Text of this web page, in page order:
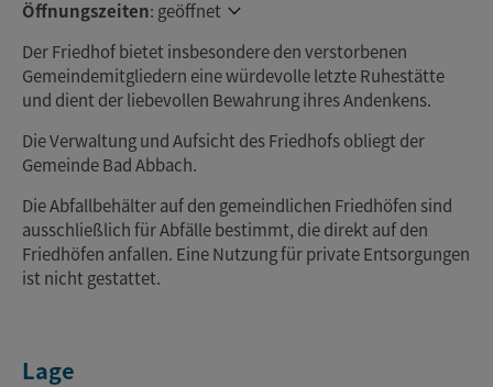
Öffnungszeiten: geöffnet
Der Friedhof bietet insbesondere den verstorbenen
Gemeindemitgliedern eine würdevolle letzte Ruhestätte
und dient der liebevollen Bewahrung ihres Andenkens.
Die Verwaltung und Aufsicht des Friedhofs obliegt der
Gemeinde Bad Abbach.
Die Abfallbehälter auf den gemeindlichen Friedhöfen sind
ausschließlich für Abfälle bestimmt, die direkt auf den
Friedhöfen anfallen. Eine Nutzung für private Entsorgungen
ist nicht gestattet.
Lage